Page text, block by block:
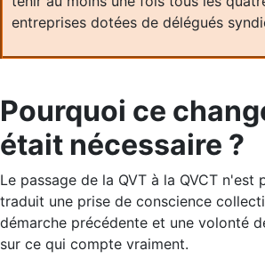
entreprises dotées de délégués
Pourquoi ce
était nécessaire ?
Le passage de la QVT à la QVCT n'est
traduit une prise de conscience
démarche précédente et une volonté
sur ce qui compte vraiment.